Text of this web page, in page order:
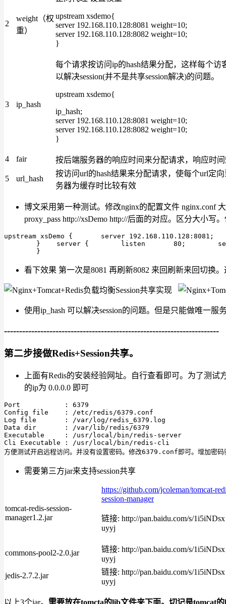
2
weight（权
重）
upstream xsdemo{
server 192.168.110.128:8081 weight=10;
server 192.168.110.128:8082 weight=10;
}
3 ip_hash
每个请求按访问ip的hash结果分配，这样每个
以解决session(并不是共享session解决)的问题。
upstream xsdemo{
ip_hash;
server 192.168.110.128:8081 weight=10;
server 192.168.110.128:8082 weight=10;
}
4 fair 按后端服务器的响应时间来分配请求，响应时
5 url_hash
按访问url的hash结果来分配请求，使每个url定
务器为缓存时比较有效
博文采用第一种测试。修改nginx的配置文件 nginx.conf
proxy_pass http://xsDemo http://后面的对应。区分大小写
upstream xsDemo {	server 192.168.110.128:8081;	server 192.168.110.128:8082;
}
看下效果 第一次是8081 再刷新8082 来回刷新来回切换
使用ip_hash 可以解决session的问题。但是只能做唯一
-----------------------------------------------------------------------
第二步接做Redis+Session共享。
上面有Redis的安装经验网址。自行查看即可。为了测
的ip为 0.0.0.0 即可
Port           : 6379
Config file    : /etc/redis/6379.conf
Log file       : /var/log/redis_6379.log
Data dir       : /var/lib/redis/6379
Executable     : /usr/local/bin/redis-server
Cli Executable : /usr/local/bin/redis-cli
方便测试开启远程访问。并没有设置密码。修改6379.conf即可。增
需要第三方jar来支持session共享
tomcat-redis-session-
manager1.2.jar
https://github.com/jcoleman/tomcat-
session-manager
链接: http://pan.baidu.com/s/
uyyj
commons-pool2-2.0.jar
链接: http://pan.baidu.com/s/
uyyj
jedis-2.7.2.jar
链接: http://pan.baidu.com/s/
uyyj
以上3个jar。 需要放在tomcta的lib文件夹下面。切记是tomcat